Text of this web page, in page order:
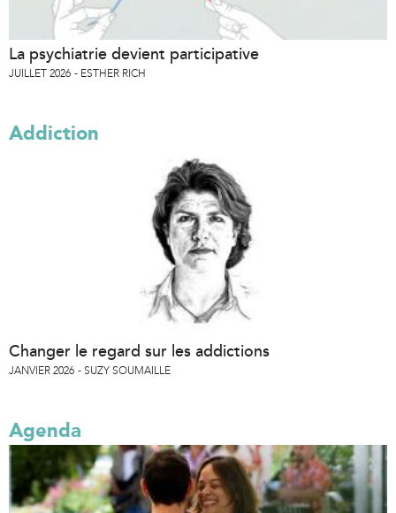
La psychiatrie devient participative
JUILLET 2026 ESTHER RICH
Addiction
Changer le regard sur les addictions
JANVIER 2026 SUZY SOUMAILLE
Agenda